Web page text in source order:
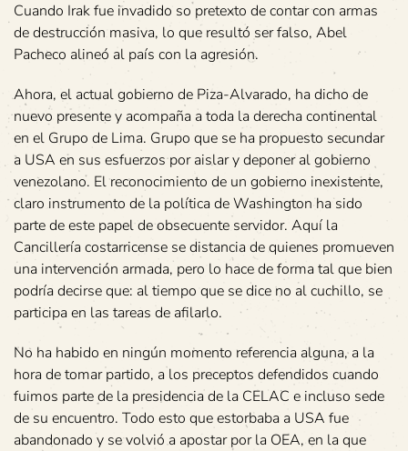
Cuando Irak fue invadido so pretexto de contar con armas
de destrucción masiva, lo que resultó ser falso, Abel
Pacheco alineó al país con la agresión.
Ahora, el actual gobierno de Piza-Alvarado, ha dicho de
nuevo presente y acompaña a toda la derecha continental
en el Grupo de Lima. Grupo que se ha propuesto secundar
a USA en sus esfuerzos por aislar y deponer al gobierno
venezolano. El reconocimiento de un gobierno inexistente,
claro instrumento de la política de Washington ha sido
parte de este papel de obsecuente servidor. Aquí la
Cancillería costarricense se distancia de quienes promueven
una intervención armada, pero lo hace de forma tal que bien
podría decirse que: al tiempo que se dice no al cuchillo, se
participa en las tareas de afilarlo.
No ha habido en ningún momento referencia alguna, a la
hora de tomar partido, a los preceptos defendidos cuando
fuimos parte de la presidencia de la CELAC e incluso sede
de su encuentro. Todo esto que estorbaba a USA fue
abandonado y se volvió a apostar por la OEA, en la que